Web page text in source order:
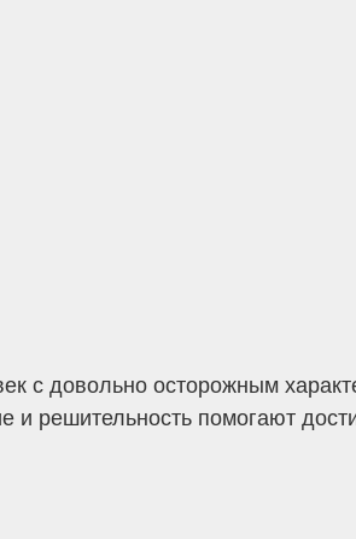
с довольно осторожным
и решительность помогают